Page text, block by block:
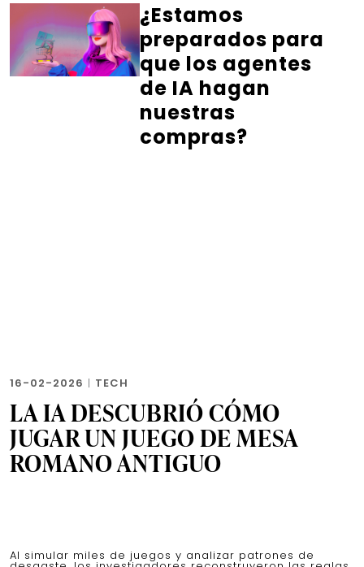
¿Estamos
preparados para
que los agentes
de IA hagan
nuestras
compras?
16-02-2026 | TECH
LA IA DESCUBRIÓ CÓMO
JUGAR UN JUEGO DE MESA
ROMANO ANTIGUO
Al simular miles de juegos y analizar patrones de